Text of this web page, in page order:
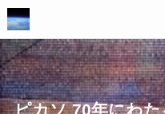
ピカソ 70年にわ